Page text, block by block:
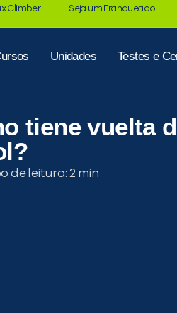
Climber Seja um Franqueado
Unidades Testes e
tiene vuelta
de leitura: